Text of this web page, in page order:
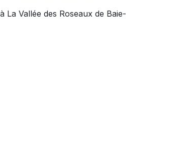
Vallée des Roseaux de Baie-